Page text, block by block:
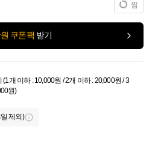
찜
쿠폰팩 받기
개 이하 : 10,000원 / 2개 이하 : 20,000원 / 3
원)
제외)